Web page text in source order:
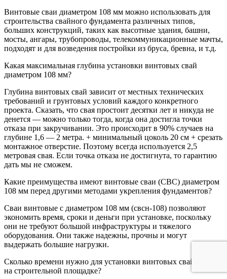
Винтовые сваи диаметром 108 мм можно использовать для
строительства свайного фундамента различных типов,
больших конструкций, таких как высотные здания, башни,
мосты, ангары, трубопроводы, телекоммуникационные мачты,
подходят и для возведения постройки из бруса, бревна, и т.д.
Какая максимальная глубина установки винтовых свай
диаметром 108 мм?
Глубина винтовых свай зависит от местных технических
требований и грунтовых условий каждого конкретного
проекта. Сказать, что свая простоит десятки лет и никуда не
денется — можно только тогда, когда она достигла точки
отказа при закручивании. Это происходит в 90% случаев на
глубине 1,6 — 2 метра. + минимальный цоколь 20 см + срезать
монтажное отверстие. Поэтому всегда используется 2,5
метровая свая. Если точка отказа не достигнута, то гарантию
дать мы не сможем.
Какие преимущества имеют винтовые сваи (СВС) диаметром
108 мм перед другими методами укрепления фундаментов?
Сваи винтовые с диаметром 108 мм (свсн-108) позволяют
экономить время, сроки и деньги при установке, поскольку
они не требуют большой инфраструктуры и тяжелого
оборудования. Они также надежны, прочны и могут
выдержать большие нагрузки.
Сколько времени нужно для установки винтовых свай 108 мм
на строительной площадке?